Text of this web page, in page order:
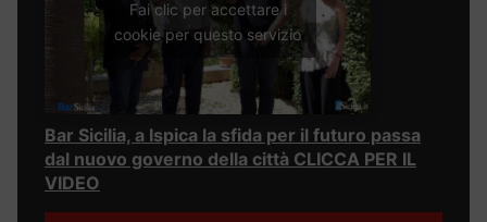
Fai clic per accettare i
cookie per questo servizio
Bar Sicilia, a Ispica la sfida per il futuro passa
dal nuovo governo della città CLICCA PER IL
VIDEO